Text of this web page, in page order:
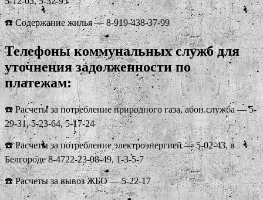
☎️ Содержание жилья — 8-919-438-37-99
Телефоны коммунальных служб для
уточнения задолженности по
платежам:
☎️ Расчеты за потребление природного газа, абон.служба — 5-
29-31, 5-23-64, 5-17-24
☎️ Расчеты за потребление электроэнергией — 5-02-43, в
Белгороде 8-4722-23-08-49, 1-3-5-7
☎️ Расчеты за вывоз ЖБО — 5-22-17